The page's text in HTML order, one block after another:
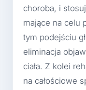
choroba, i
mające na celu
tym podejściu
eliminacja
ciała. Z kolei
na całościowe